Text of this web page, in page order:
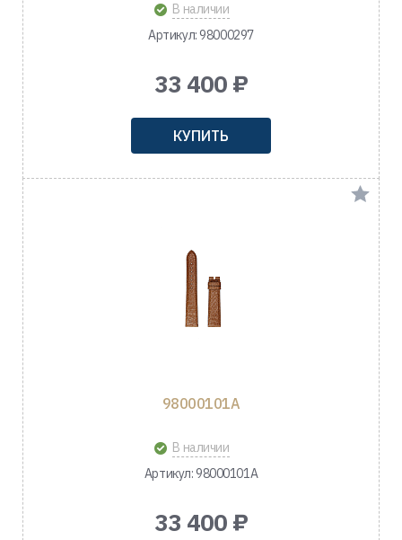
В наличии
Артикул: 98000297
33 400 ₽
КУПИТЬ
98000101A
В наличии
Артикул: 98000101A
33 400 ₽